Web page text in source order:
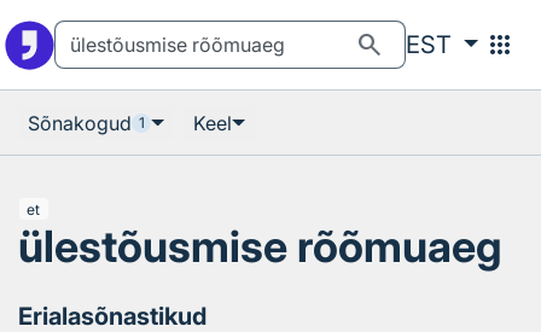
search EST apps
Sõnakogud 1 Keel
et
ülestõusmise rõõmuaeg
Erialasõnastikud